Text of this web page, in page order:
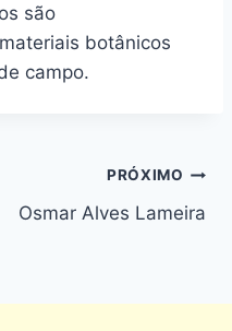
são
botânicos
campo.
PRÓXIMO
Osmar Alves Lameira